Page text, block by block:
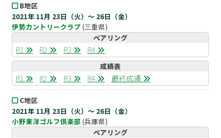
B地区
2021年 11月 23日（火）～ 26日（金）
伊勢カントリークラブ (三重県)
ペアリング
R1 R2 R3 R4
成績表
R1 R2 R3 R4 最終成績
C地区
2021年 11月 23日（火）～ 26日（金）
小野東洋ゴルフ倶楽部 (兵庫県)
ペアリング